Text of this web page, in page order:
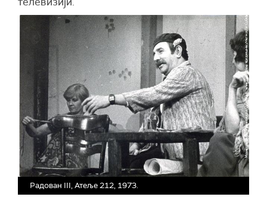
Радован III, Атеље 212, 1973.